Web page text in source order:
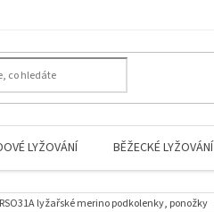
LYŽOVÁNÍ BĚŽECKÉ LYŽOVÁNÍ
RSO31A lyžařské merino podkolenky, ponožky